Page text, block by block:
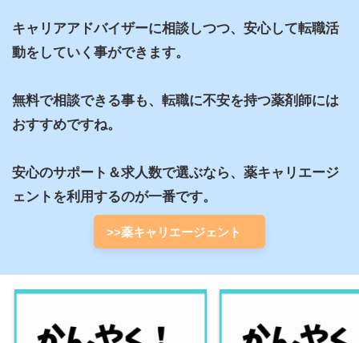
キャリアアドバイザーに相談しつつ、安心して転職活
動をしていく事ができます。
無料で相談できる事も、転職に不安を持つ薬剤師には
おすすめですね。
安心のサポート＆求人数で選ぶなら、薬キャリエージ
ェントを利用するのが一番です。
>>薬キャリエージェント